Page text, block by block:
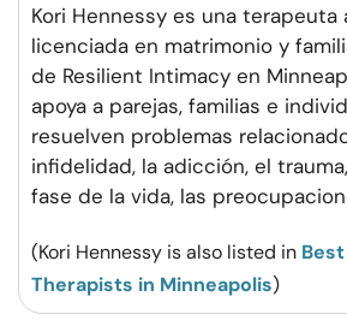
Kori Hennessy es una terapeuta
licenciada en matrimonio y
de Resilient Intimacy en
apoya a parejas, familias e
resuelven problemas
infidelidad, la adicción, el
fase de la vida, las
(Kori Hennessy is also listed in
Therapists in Minneapolis)